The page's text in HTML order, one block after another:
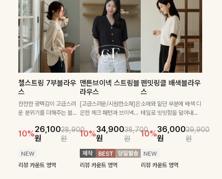
첼스트링 7부블라우
스
잔잔한 광택감이 고급스러
운 분위기를 더해주는 블라
프릴 밑단이 자연스럽게 실
루엣을 살려주며, 여유로운
스러운 무드를 완성해준답
니다 🤍
10%26,100
원
28,900
원
리뷰 카운트 영역
맨튼브이넥 스트링블
라우스
[고급스러운/시원한소재]은
은한 체크 패턴과 브이넥으
로 고급스러운 디테일을 넣
었으며 밑단스트링으로 핏
을 더욱 깔끔하게 잡아주는
블라우스예요 :)
10%34,900
원
38,700
원
리뷰 카운트 영역
펜밋링클 배색블라우
스
소매와 밑단 부분에 배색 디
테일로 밋밋함을 덜어내고
클 소재로 구김 걱정없이 즐
길 수 있는 블라우스랍니
10%36,000
원
39,900
원
리뷰 카운트 영역
론클디 브이넥니트
부드럽게 몸을 감싸는 니트
짜임으로 편안한 착용감을
더해드리며 여유 있게 떨어
여리여리한 실루엣을 완성
해드려요 ✨ 단독은 물론 다
게 매치되는 데일리 니트랍
니다
10%원
원
리뷰 카운트 영역
칠스트라이프 카라7
부니트
[골드버튼/클래식무드🤍]
스트라이프 패턴으로 데일
이템입니다 카라넥 디자인
으로 깔끔한 이미지로 만들
어 주는 7부 니트입니다 ~
10%31,900
원
35,400
원
리뷰 카운트 영역
셀드펜던트 7부니트
넉넉한 핏으로 편하게 착용
가능한 심플&베이직 무드의
니트!레터리 펜던트로 고급
어요:D
10% 원
원
리뷰 카운트 영역
필첸체크 스트링블라
우스+플레어스커트
SET
[활용도 좋은 투피스]은은한
테일이 어우러진 투피스 세
트입니다. 여유로운 상의와
풍성하게 퍼지는 롱스커트가
론, 단품으로도 다양하게 활
42,900
원
49,800
특스트라이프 링클원
피스+스트링자켓
SET
가볍고 시원한 링클 원피스
성되어 코디 고민 없이 완성
도 높은 스타일링을 연출해
주는 아이템 🤍 따로 또 같
이 활용하기 좋아 실용적이
며, 스트링 디테일로 다양한
69,900
원
79,400
원
헨틴링클 날개티셔츠
+치마바지SET
[텐션감↑/구김↓]가볍게
입기만 해도 코디가 완성되
럽게 퍼지는 프릴 날개 소매
가 우아한 포인트를 더해드
립니다💕 잔잔한 링클 텍스
처 소재와 편안한 허리밴딩
으로 하루 종일 산뜻하고 쾌
12%29,900
원
33,900
원
리뷰 카운트 영역